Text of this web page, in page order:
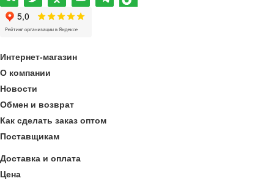
Интернет-магазин
О компании
Новости
Обмен и возврат
Как сделать заказ оптом
Поставщикам
Доставка и оплата
Цена